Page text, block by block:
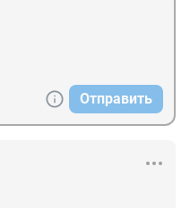
Отправить